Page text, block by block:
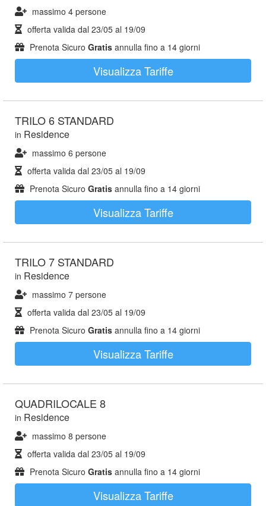
massimo 4 persone
offerta valida dal 23/05 al 19/09
Prenota Sicuro Gratis annulla fino a 14 giorni
Visualizza Tariffe
TRILO 6 STANDARD
in Residence
massimo 6 persone
offerta valida dal 23/05 al 19/09
Prenota Sicuro Gratis annulla fino a 14 giorni
Visualizza Tariffe
TRILO 7 STANDARD
in Residence
massimo 7 persone
offerta valida dal 23/05 al 19/09
Prenota Sicuro Gratis annulla fino a 14 giorni
Visualizza Tariffe
QUADRILOCALE 8
in Residence
massimo 8 persone
offerta valida dal 23/05 al 19/09
Prenota Sicuro Gratis annulla fino a 14 giorni
Visualizza Tariffe